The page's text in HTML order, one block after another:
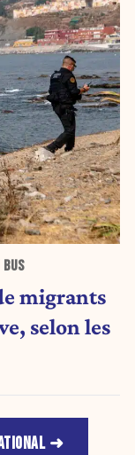
BUS
migrants
selon les